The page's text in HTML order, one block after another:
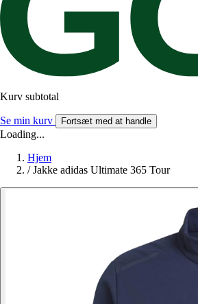
Kurv subtotal
Se min kurv Fortsæt med at handle
Loading...
Hjem
/ Jakke adidas Ultimate 365 Tour